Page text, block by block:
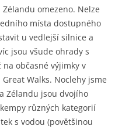
omezeno. Nelze
místa dostupného
u vedlejší silnice a
jsou všude ohrady s
na občasné výjimky v
Walks. Noclehy jsme
Zélandu jsou dvojího
různých kategorií
s vodou (povětšinou